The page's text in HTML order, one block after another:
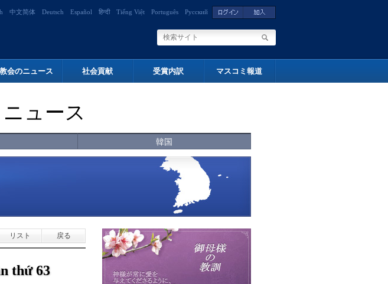
中文简体 Deutsch Español हिन्दी Tiếng Việt Português Русский
教会のニュース 社会貢献 受賞内訳 マスコミ報道
ニュース
韓国
リスト 戻る
thứ 63